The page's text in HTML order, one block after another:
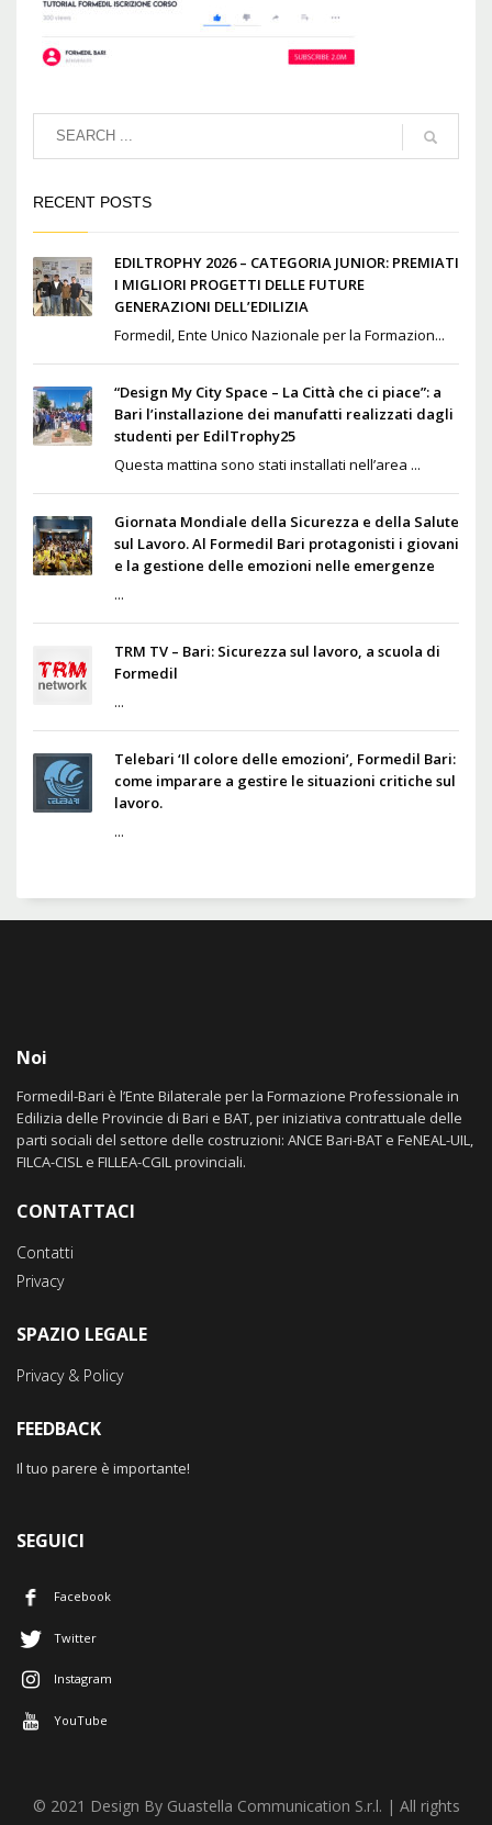
RECENT POSTS
EDILTROPHY 2026 – CATEGORIA JUNIOR: PREMIATI
I MIGLIORI PROGETTI DELLE FUTURE
GENERAZIONI DELL’EDILIZIA
Formedil, Ente Unico Nazionale per la Formazion...
“Design My City Space – La Città che ci piace”: a
Bari l’installazione dei manufatti realizzati dagli
studenti per EdilTrophy25
Questa mattina sono stati installati nell’area ...
Giornata Mondiale della Sicurezza e della Salute
sul Lavoro. Al Formedil Bari protagonisti i giovani
e la gestione delle emozioni nelle emergenze
...
TRM TV – Bari: Sicurezza sul lavoro, a scuola di
Formedil
...
Telebari ‘Il colore delle emozioni’, Formedil Bari:
come imparare a gestire le situazioni critiche sul
lavoro.
...
Noi
Formedil-Bari è l’Ente Bilaterale per la Formazione Professionale in
Edilizia delle Provincie di Bari e BAT, per iniziativa contrattuale delle
parti sociali del settore delle costruzioni: ANCE Bari-BAT e FeNEAL-UIL,
FILCA-CISL e FILLEA-CGIL provinciali.
CONTATTACI
Contatti
Privacy
SPAZIO LEGALE
Privacy & Policy
FEEDBACK
Il tuo parere è importante!
SEGUICI
Facebook
Twitter
Instagram
YouTube
© 2021 Design By Guastella Communication S.r.l. | All rights